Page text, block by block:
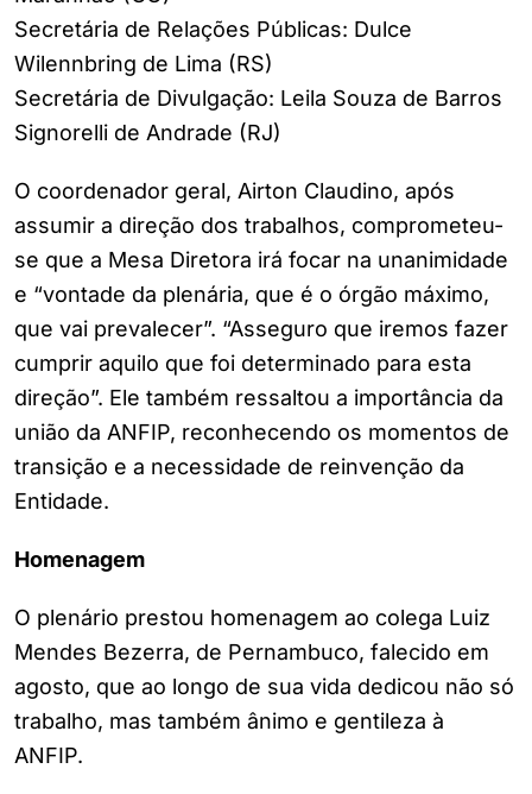
Secretária de Relações Públicas: Dulce
Wilennbring de Lima (RS)
Secretária de Divulgação: Leila Souza de Barros
Signorelli de Andrade (RJ)
O coordenador geral, Airton Claudino, após
assumir a direção dos trabalhos, comprometeu-
se que a Mesa Diretora irá focar na unanimidade
e “vontade da plenária, que é o órgão máximo,
que vai prevalecer”. “Asseguro que iremos fazer
cumprir aquilo que foi determinado para esta
direção”. Ele também ressaltou a importância da
união da ANFIP, reconhecendo os momentos de
transição e a necessidade de reinvenção da
Entidade.
Homenagem
O plenário prestou homenagem ao colega Luiz
Mendes Bezerra, de Pernambuco, falecido em
agosto, que ao longo de sua vida dedicou não só
trabalho, mas também ânimo e gentileza à
ANFIP.